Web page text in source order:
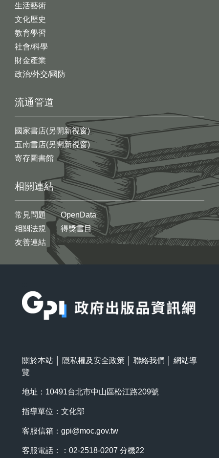
生活藝術
文化歷史
教育學習
社會/科學
財金產業
政治/外交/國防
流通管道
國家書店(另開新視窗)
五南書店(另開新視窗)
寄存圖書館
相關連結
常見問題
相關法規
友善連結
OpenData
得獎書目
關於本站 隱私權及安全政策 聯絡我們
網站導
覽
地址：10491台北市中山區松江路209號
指導單位：文化部
客服信箱： gpi@moc.gov.tw
客服電話：：02-2518-0207 分機22